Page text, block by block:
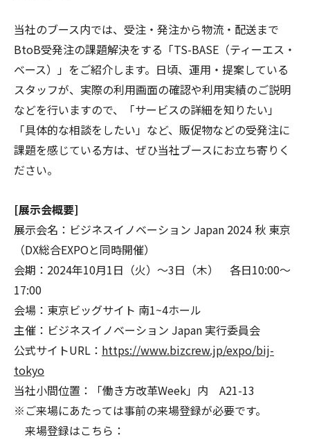
当社のブース内では、受注・発注から物流・配送まで
BtoB受発注の課題解決をする「TS-BASE（ティーエス・
ベース）」をご紹介します。日頃、運用・提案している
スタッフが、実際の利用画面の確認や利用実績のご説明
などを行いますので、「サービスの詳細を知りたい」
「具体的な相談をしたい」など、販促物などの受発注に
課題を感じている方は、ぜひ当社ブースにお立ち寄りく
ださい。
[展示会概要]
展示会名：ビジネスイノベーション Japan 2024 秋 東京
（DX総合EXPOと同時開催）
会期：2024年10月1日（火）～3日（木） 各日10:00～
17:00
会場：東京ビッグサイト 南1~4ホール
主催：ビジネスイノベーション Japan 実行委員会
公式サイトURL： https://www.bizcrew.jp/expo/bij-
tokyo
当社小間位置：「働き方改革Week」内 A21-13
※ご来場にあたっては事前の来場登録が必要です。
来場登録はこちら：